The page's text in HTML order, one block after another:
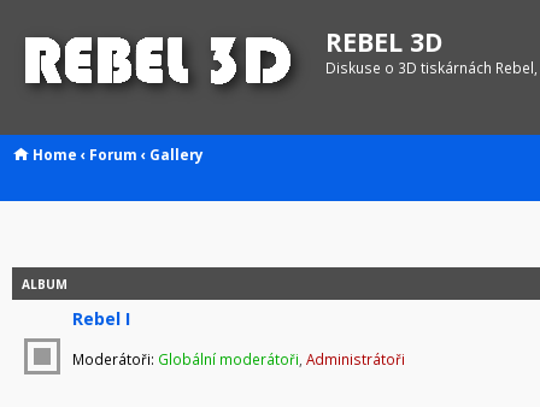
REBEL 3D
Diskuse o 3D tiskárnách
Home ‹ Forum ‹ Gallery
ALBUM
Rebel I
Moderátoři: Globální moderátoři Administrátoři